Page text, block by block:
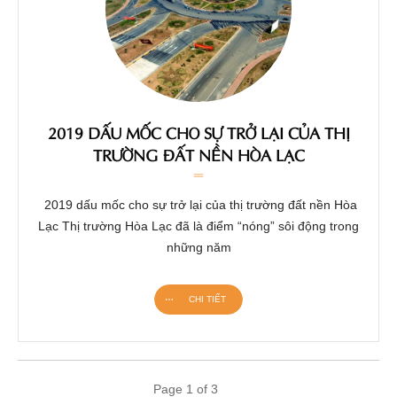
2019 DẤU MỐC CHO SỰ TRỞ LẠI CỦA THỊ
TRƯỜNG ĐẤT NỀN HÒA LẠC
2019 dấu mốc cho sự trở lại của thị trường đất nền Hòa
Lạc Thị trường Hòa Lạc đã là điểm “nóng” sôi động trong
những năm
CHI TIẾT
Page 1 of 3